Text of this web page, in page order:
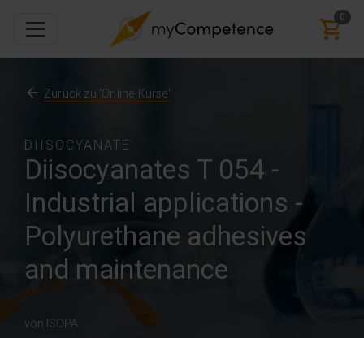
0
DIISOCYANATE
Diisocyanates T 054 -
Industrial applications -
Polyurethane adhesives
and maintenance
von ISOPA
Zurück zu 'Online-Kurse'